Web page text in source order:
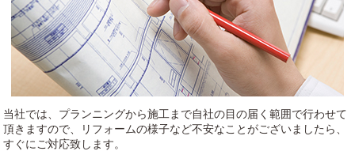
当社では、プランニングから施工まで自社の目の届く範囲で行わせて
頂きますので、リフォームの様子など不安なことがございましたら、
すぐにご対応致します。